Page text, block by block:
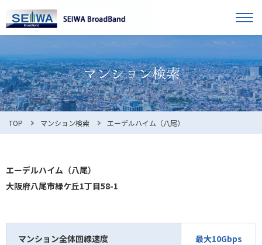
オーナー様へ
入居者様へ
お知らせ
利用規約
TOP マンション検索 エーデルハイム（八尾）
エーデルハイム（八尾）
大阪府八尾市緑ケ丘1丁目58-1
マンション全体回線速度
最大10Gbps